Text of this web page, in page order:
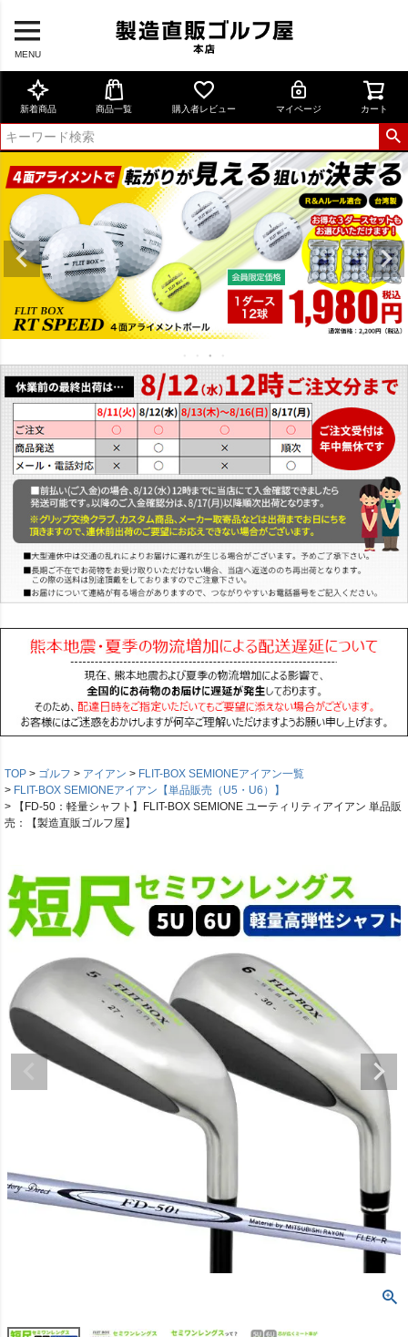
MENU
新着商品 商品一覧 購入者レビュー マイページ カート
TOP ゴルフ アイアン
FLIT-BOX SEMIONEアイアン一覧
FLIT-BOX SEMIONEアイアン【単品販売（U5・U6）】
【FD-50：軽量シャフト】FLIT-BOX SEMIONE ユーティリティアイアン 単品販
売：【製造直販ゴルフ屋】